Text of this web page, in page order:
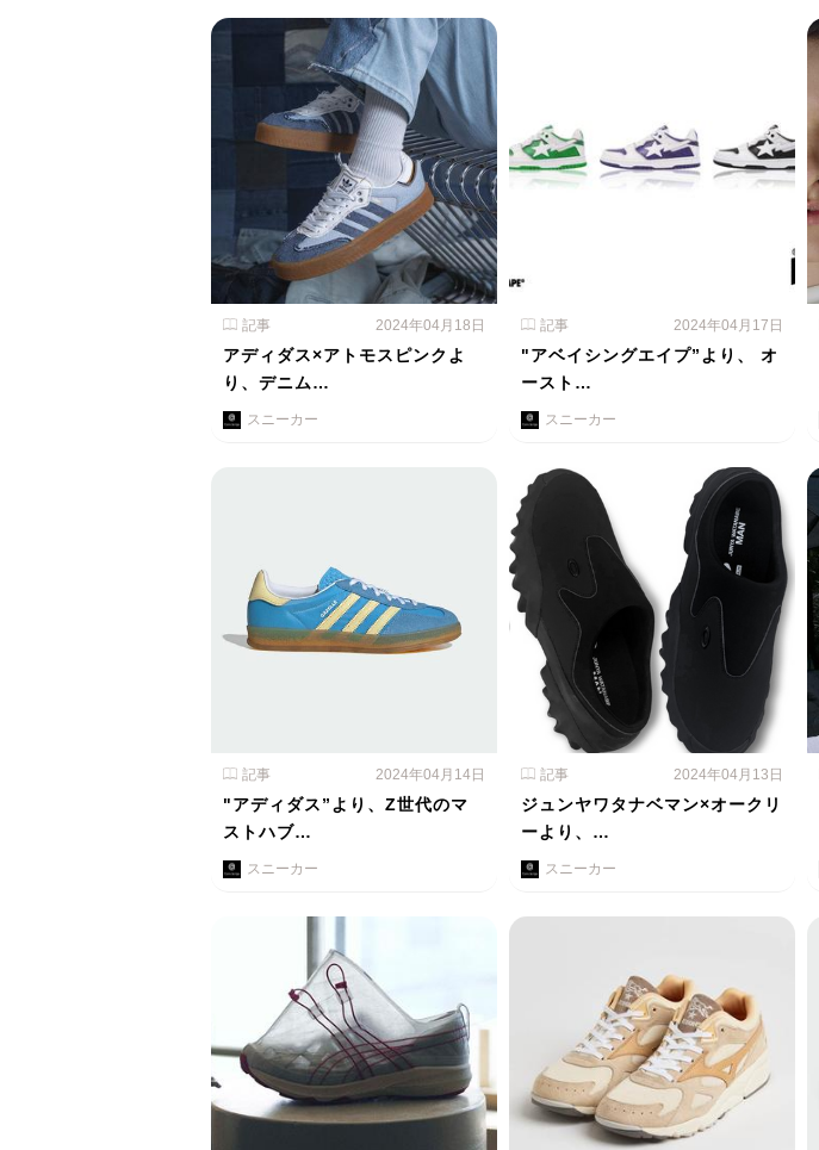
記事 2024年04月18日
アディダス×アトモスピンクよ
り、デニム…
スニーカー
記事 2024年04月17日
"アベイシングエイプ”より、 オ
ースト…
スニーカー
記事 2024年04月14日
"アディダス”より、Z世代のマ
ストハブ…
スニーカー
記事 2024年04月13日
ジュンヤワタナベマン×オークリ
ーより、…
スニーカー